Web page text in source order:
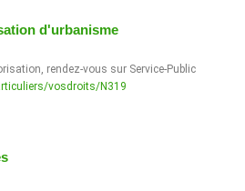
d'urbanisme
rendez-vous sur Service-Public
vosdroits/N319